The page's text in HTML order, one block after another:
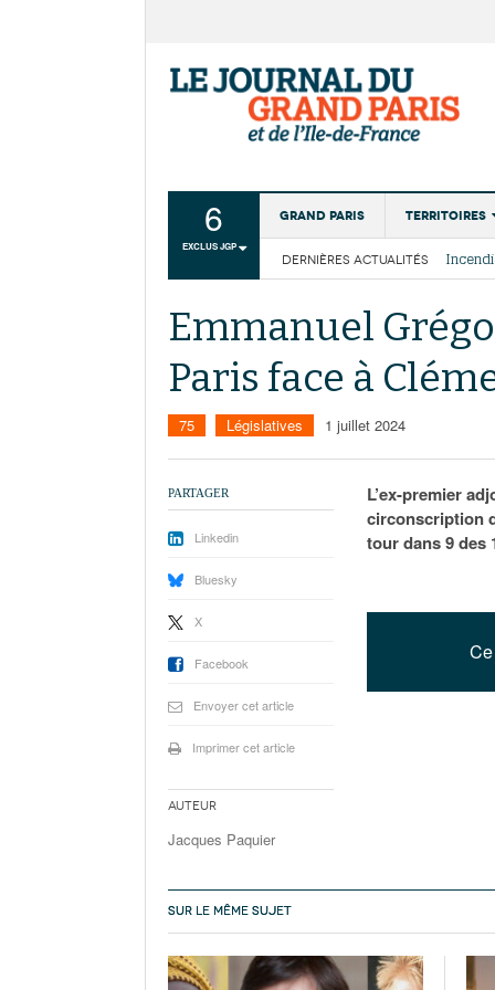
6
EXCLUS JGP
Grand Paris Territoires
Institutions
Services
DERNIÈRES ACTUALITÉS
La
Les
Emmanuel
Paris face à
75 Législatives 1 juillet 2024
L’ex-premier
circonscription
tour dans 9 des
PARTAGER
Linkedin
Bluesky
X
Facebook
Envoyer cet article
Imprimer cet article
Auteur
Jacques Paquier
SUR LE MÊME SUJET